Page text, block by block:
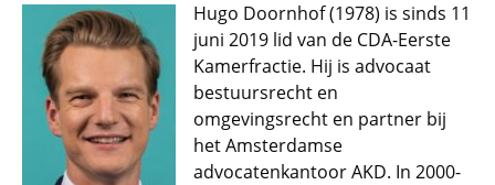
Hugo Doornhof (1978) is sinds 11
juni 2019 lid van de CDA-Eerste
Kamerfractie. Hij is advocaat
bestuursrecht en
omgevingsrecht en partner bij
het Amsterdamse
advocatenkantoor AKD. In 2000-